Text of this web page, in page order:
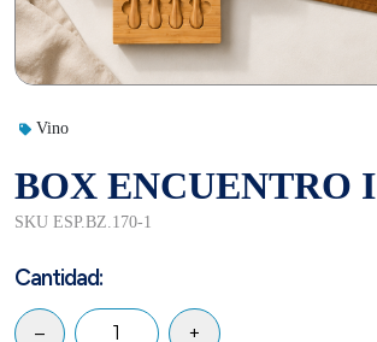
Vino
BOX ENCUENTRO I
SKU ESP.BZ.170-1
Cantidad:
– +